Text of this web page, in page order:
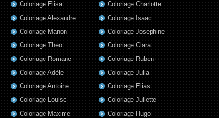
Coloriage Elisa
Coloriage Alexandre
Coloriage Manon
Coloriage Theo
Coloriage Romane
Coloriage Adèle
Coloriage Antoine
Coloriage Louise
Coloriage Maxime
Coloriage Charlotte
Coloriage Isaac
Coloriage Josephine
Coloriage Clara
Coloriage Ruben
Coloriage Julia
Coloriage Elias
Coloriage Juliette
Coloriage Hugo